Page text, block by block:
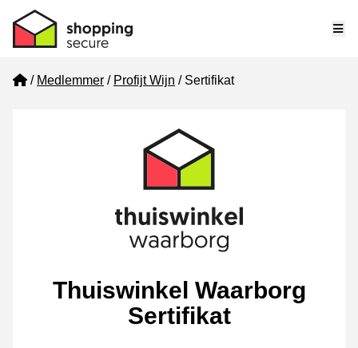
Home
Medlemmer Profijt Wijn Sertifikat
Thuiswinkel Waarborg
Sertifikat